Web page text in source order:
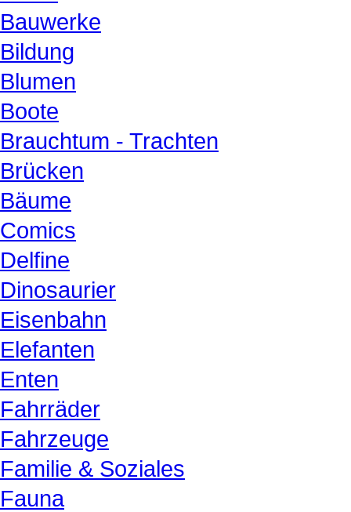
Bauwerke
Bildung
Blumen
Boote
Brauchtum - Trachten
Brücken
Bäume
Comics
Delfine
Dinosaurier
Eisenbahn
Elefanten
Enten
Fahrräder
Fahrzeuge
Familie & Soziales
Fauna